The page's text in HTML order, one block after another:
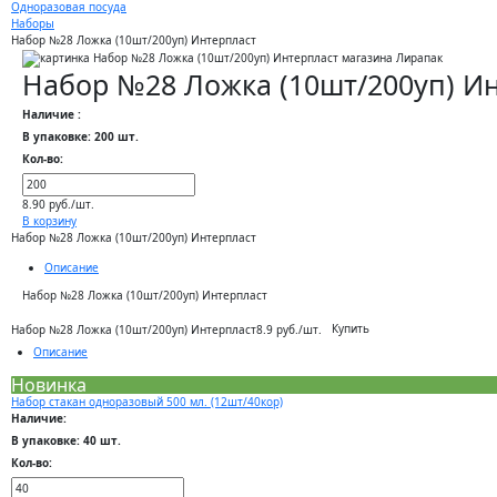
Одноразовая посуда
Наборы
Набор №28 Ложка (10шт/200уп) Интерпласт
Набор №28 Ложка (10шт/200уп)
Наличие :
В упаковке: 200 шт.
Кол-во:
8.90 руб./шт.
В корзину
Набор №28 Ложка (10шт/200уп) Интерпласт
Описание
Набор №28 Ложка (10шт/200уп) Интерпласт
Набор №28 Ложка (10шт/200уп) Интерпласт8.9 руб./шт.
Купить
Описание
Новинка
Набор стакан одноразовый 500 мл. (12шт/40кор)
Наличие:
В упаковке: 40 шт.
Кол-во: